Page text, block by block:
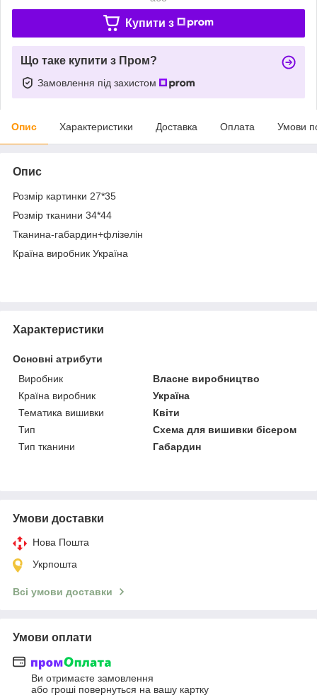
Купити з
Що таке купити з Пром?
Замовлення під захистом
Опис Характеристики Доставка Оплата Умови
Опис
Розмір картинки 27*35
Розмір тканини 34*44
Тканина-габардин+флізелін
Країна виробник Україна
Характеристики
Основні атрибути
Виробник
Власне виробництво
Країна виробник
Україна
Тематика вишивки
Квіти
Тип
Схема для вишивки бісером
Тип тканини
Габардин
Умови доставки
Нова Пошта
Укрпошта
Всі умови доставки
Умови оплати
Ви отримаєте замовлення
або гроші повернуться на вашу картку